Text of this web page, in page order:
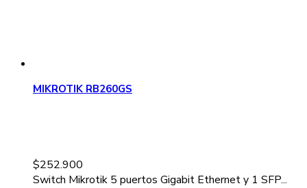
MIKROTIK RB260GS
$252.900
Switch Mikrotik 5 puertos Gigabit Ethernet y 1 SFP...